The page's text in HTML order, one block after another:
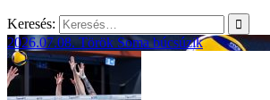
Keresés:
2026.07.08. Török Soma búcsúzik